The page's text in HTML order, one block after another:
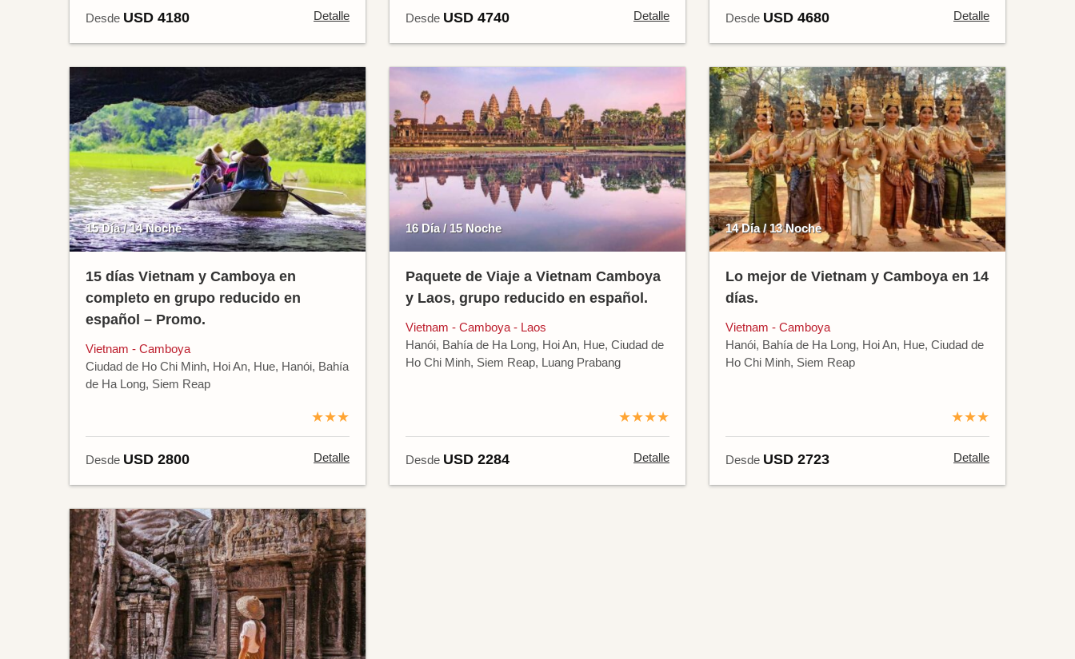
Desde USD 4180 Detalle Desde USD 4740 Detalle Desde USD 4680 Detalle
15 Día / 14 Noche
15 días Vietnam y Camboya en
completo en grupo reducido en
español – Promo.
Vietnam - Camboya
Ciudad de Ho Chi Minh, Hoi An, Hue, Hanói, Bahía
de Ha Long, Siem Reap
★★★
Desde USD 2800 Detalle
16 Día / 15 Noche
Paquete de Viaje a Vietnam Camboya
y Laos, grupo reducido en español.
Vietnam - Camboya - Laos
Hanói, Bahía de Ha Long, Hoi An, Hue, Ciudad de
Ho Chi Minh, Siem Reap, Luang Prabang
★★★★
Desde USD 2284 Detalle
14 Día / 13 Noche
Lo mejor de Vietnam y Camboya en 14
días.
Vietnam - Camboya
Hanói, Bahía de Ha Long, Hoi An, Hue, Ciudad de
Ho Chi Minh, Siem Reap
★★★
Desde USD 2723 Detalle